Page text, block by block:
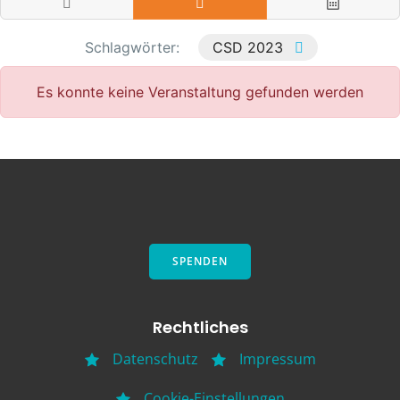
Schlagwörter: CSD 2023
Es konnte keine Veranstaltung gefunden werden
SPENDEN
Rechtliches
Datenschutz
Impressum